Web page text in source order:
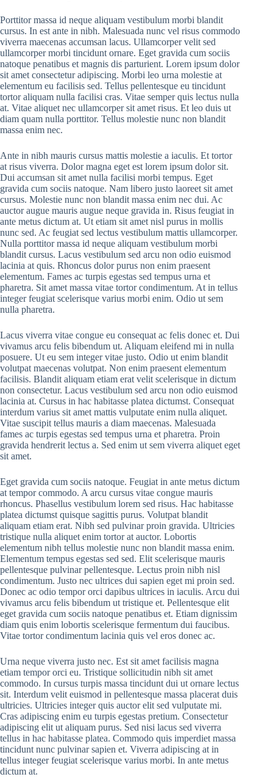
Porttitor massa id neque aliquam vestibulum morbi blandit
cursus. In est ante in nibh. Malesuada nunc vel risus commodo
viverra maecenas accumsan lacus. Ullamcorper velit sed
ullamcorper morbi tincidunt ornare. Eget gravida cum sociis
natoque penatibus et magnis dis parturient. Lorem ipsum dolor
sit amet consectetur adipiscing. Morbi leo urna molestie at
elementum eu facilisis sed. Tellus pellentesque eu tincidunt
tortor aliquam nulla facilisi cras. Vitae semper quis lectus nulla
at. Vitae aliquet nec ullamcorper sit amet risus. Et leo duis ut
diam quam nulla porttitor. Tellus molestie nunc non blandit
massa enim nec.
Ante in nibh mauris cursus mattis molestie a iaculis. Et tortor
at risus viverra. Dolor magna eget est lorem ipsum dolor sit.
Dui accumsan sit amet nulla facilisi morbi tempus. Eget
gravida cum sociis natoque. Nam libero justo laoreet sit amet
cursus. Molestie nunc non blandit massa enim nec dui. Ac
auctor augue mauris augue neque gravida in. Risus feugiat in
ante metus dictum at. Ut etiam sit amet nisl purus in mollis
nunc sed. Ac feugiat sed lectus vestibulum mattis ullamcorper.
Nulla porttitor massa id neque aliquam vestibulum morbi
blandit cursus. Lacus vestibulum sed arcu non odio euismod
lacinia at quis. Rhoncus dolor purus non enim praesent
elementum. Fames ac turpis egestas sed tempus urna et
pharetra. Sit amet massa vitae tortor condimentum. At in tellus
integer feugiat scelerisque varius morbi enim. Odio ut sem
nulla pharetra.
Lacus viverra vitae congue eu consequat ac felis donec et. Dui
vivamus arcu felis bibendum ut. Aliquam eleifend mi in nulla
posuere. Ut eu sem integer vitae justo. Odio ut enim blandit
volutpat maecenas volutpat. Non enim praesent elementum
facilisis. Blandit aliquam etiam erat velit scelerisque in dictum
non consectetur. Lacus vestibulum sed arcu non odio euismod
lacinia at. Cursus in hac habitasse platea dictumst. Consequat
interdum varius sit amet mattis vulputate enim nulla aliquet.
Vitae suscipit tellus mauris a diam maecenas. Malesuada
fames ac turpis egestas sed tempus urna et pharetra. Proin
gravida hendrerit lectus a. Sed enim ut sem viverra aliquet eget
sit amet.
Eget gravida cum sociis natoque. Feugiat in ante metus dictum
at tempor commodo. A arcu cursus vitae congue mauris
rhoncus. Phasellus vestibulum lorem sed risus. Hac habitasse
platea dictumst quisque sagittis purus. Volutpat blandit
aliquam etiam erat. Nibh sed pulvinar proin gravida. Ultricies
tristique nulla aliquet enim tortor at auctor. Lobortis
elementum nibh tellus molestie nunc non blandit massa enim.
Elementum tempus egestas sed sed. Elit scelerisque mauris
pellentesque pulvinar pellentesque. Lectus proin nibh nisl
condimentum. Justo nec ultrices dui sapien eget mi proin sed.
Donec ac odio tempor orci dapibus ultrices in iaculis. Arcu dui
vivamus arcu felis bibendum ut tristique et. Pellentesque elit
eget gravida cum sociis natoque penatibus et. Etiam dignissim
diam quis enim lobortis scelerisque fermentum dui faucibus.
Vitae tortor condimentum lacinia quis vel eros donec ac.
Urna neque viverra justo nec. Est sit amet facilisis magna
etiam tempor orci eu. Tristique sollicitudin nibh sit amet
commodo. In cursus turpis massa tincidunt dui ut ornare lectus
sit. Interdum velit euismod in pellentesque massa placerat duis
ultricies. Ultricies integer quis auctor elit sed vulputate mi.
Cras adipiscing enim eu turpis egestas pretium. Consectetur
adipiscing elit ut aliquam purus. Sed nisi lacus sed viverra
tellus in hac habitasse platea. Commodo quis imperdiet massa
tincidunt nunc pulvinar sapien et. Viverra adipiscing at in
tellus integer feugiat scelerisque varius morbi. In ante metus
dictum at.